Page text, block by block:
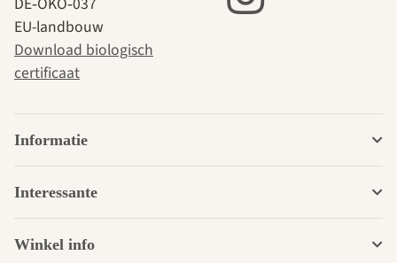
EU-landbouw
Download biologisch
certificaat
Informatie
Interessante
Winkel info